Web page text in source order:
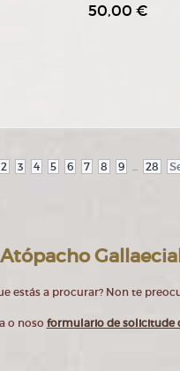
50,00 €
2 3 4 5 6 7 8 9 ... 28
Atópacho
estás a procurar? Non te
o noso formulario de solicitude